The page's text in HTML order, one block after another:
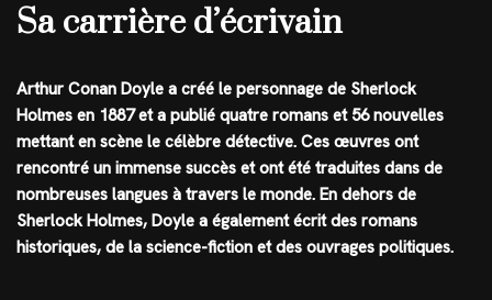
Sa carrière d’écrivain
Arthur Conan Doyle a créé le personnage de Sherlock
Holmes en 1887 et a publié quatre romans et 56 nouvelles
mettant en scène le célèbre détective. Ces œuvres ont
rencontré un immense succès et ont été traduites dans de
nombreuses langues à travers le monde. En dehors de
Sherlock Holmes, Doyle a également écrit des romans
historiques, de la science-fiction et des ouvrages politiques.